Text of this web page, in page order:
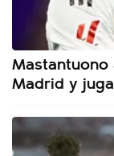
Mastantuono
Madrid y